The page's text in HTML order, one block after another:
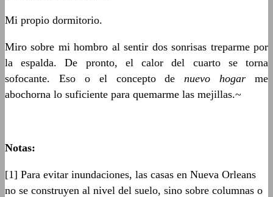
Mi propio dormitorio.
Miro sobre mi hombro al sentir dos sonrisas treparme por
la espalda. De pronto, el calor del cuarto se torna
sofocante. Eso o el concepto denuevo hogar me
abochorna lo suficiente para quemarme las mejillas.~
Notas:
[1] Para evitar inundaciones, las casas en Nueva Orleans
no se construyen al nivel del suelo, sino sobre columnas o